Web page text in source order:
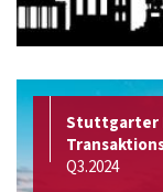
Stuttgarter
Q3.2024